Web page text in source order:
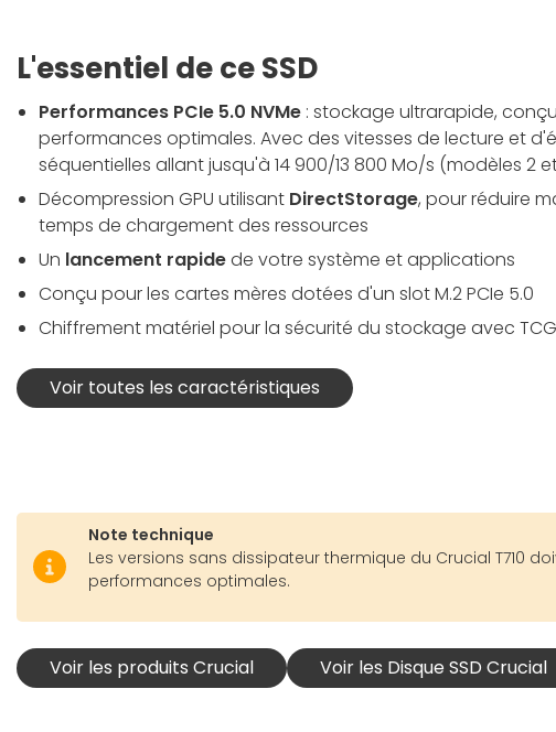
L'essentiel de ce SSD
Performances PCIe 5.0 NVMe : stockage ultrarapide,
performances optimales. Avec des vitesses de lecture et
séquentielles allant jusqu'à 14 900/13 800 Mo/s (modèles 2
Décompression GPU utilisant DirectStorage, pour réduire
temps de chargement des ressources
Un lancement rapidede votre système et applications
Conçu pour les cartes mères dotées d'un slot M.2 PCIe 5.0
Chiffrement matériel pour la sécurité du stockage avec TCG
Voir toutes les caractéristiques
Note technique
Les versions sans dissipateur thermique du Crucial T710
performances optimales.
Voir les produits Crucial Voir les Disque SSD Crucial